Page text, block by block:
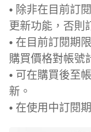
• 除非在目前訂
更新功能，否則
• 在目前訂閱期
購買價格對帳號
• 可在購買後至
新。
• 在使用中訂閱